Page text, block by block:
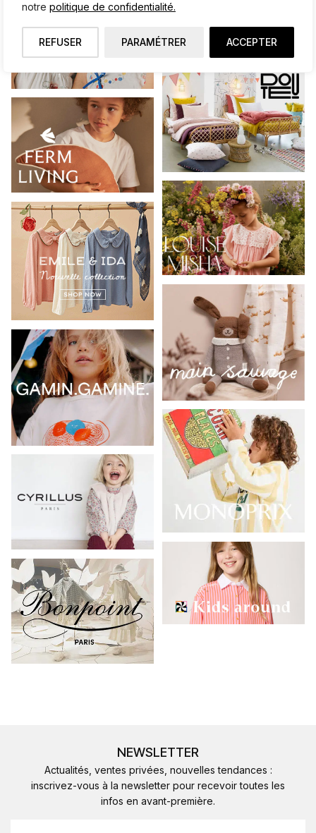
notre politique de confidentialité.
PARAMÉTRER
REFUSER ACCEPTER
NEWSLETTER
Actualités, ventes privées, nouvelles tendances :
inscrivez-vous à la newsletter pour recevoir toutes les
infos en avant-première.